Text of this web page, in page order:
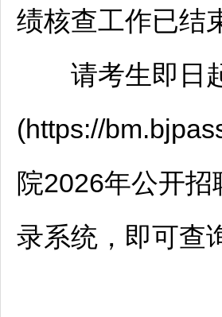
绩核查工作已结
请考生即日
(https://
院2026年公开招
录系统，即可查